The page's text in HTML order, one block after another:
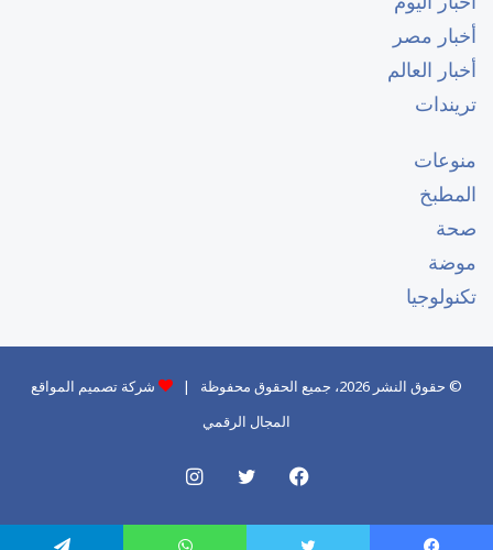
أخبار مصر
أخبار العالم
تريندات
منوعات
المطبخ
صحة
موضة
تكنولوجيا
© حقوق النشر 2026، جميع الحقوق محفوظة |
شركة تصميم المواقع
المجال الرقمي
فيسبوكتويتر انستقرام